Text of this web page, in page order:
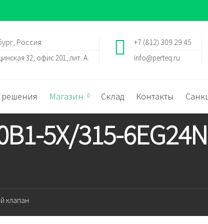
+7 (812) 309 29 45
info@perteq.ru
Россия
32, офис 201, лит. А.
Магазин Склад Контакты
5X/315-
клапан